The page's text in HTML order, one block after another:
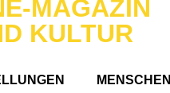
MAGAZIN
KULTUR
MENSCHEN